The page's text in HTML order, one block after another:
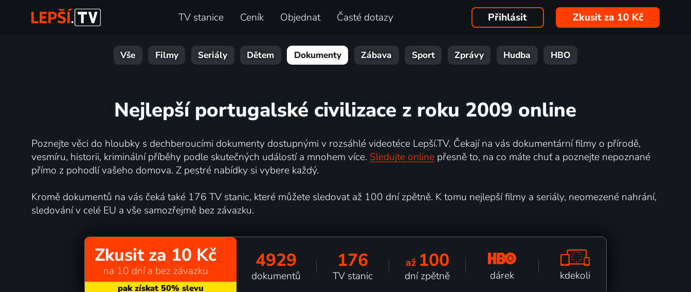
TV stanice Ceník Objednat Časté dotazy Přihlásit Zkusit za 10 Kč
Vše Filmy Seriály Dětem Dokumenty Zábava Sport Zprávy Hudba HBO
Nejlepší portugalské civilizace z roku 2009 online
Poznejte věci do hloubky s dechberoucími dokumenty dostupnými v rozsáhlé videotéce Lepší.TV. Čekají na vás dokumentární filmy o přírodě,
vesmíru, historii, kriminální příběhy podle skutečných událostí a mnohem více. Sledujte onlinepřesně to, na co máte chuť a poznejte nepoznané
přímo z pohodlí vašeho domova. Z pestré nabídky si vybere každý.
Kromě dokumentů na vás čeká také 176 TV stanic, které můžete sledovat až 100 dní zpětně. K tomu nejlepší filmy a seriály, neomezené nahrání,
sledování v celé EU a vše samozřejmě bez závazku.
Zkusit za 10 Kč
na 10 dní a bez závazku 4929
dokumentů
176
TV stanic
až 100
dní zpětně dárek kdekoli